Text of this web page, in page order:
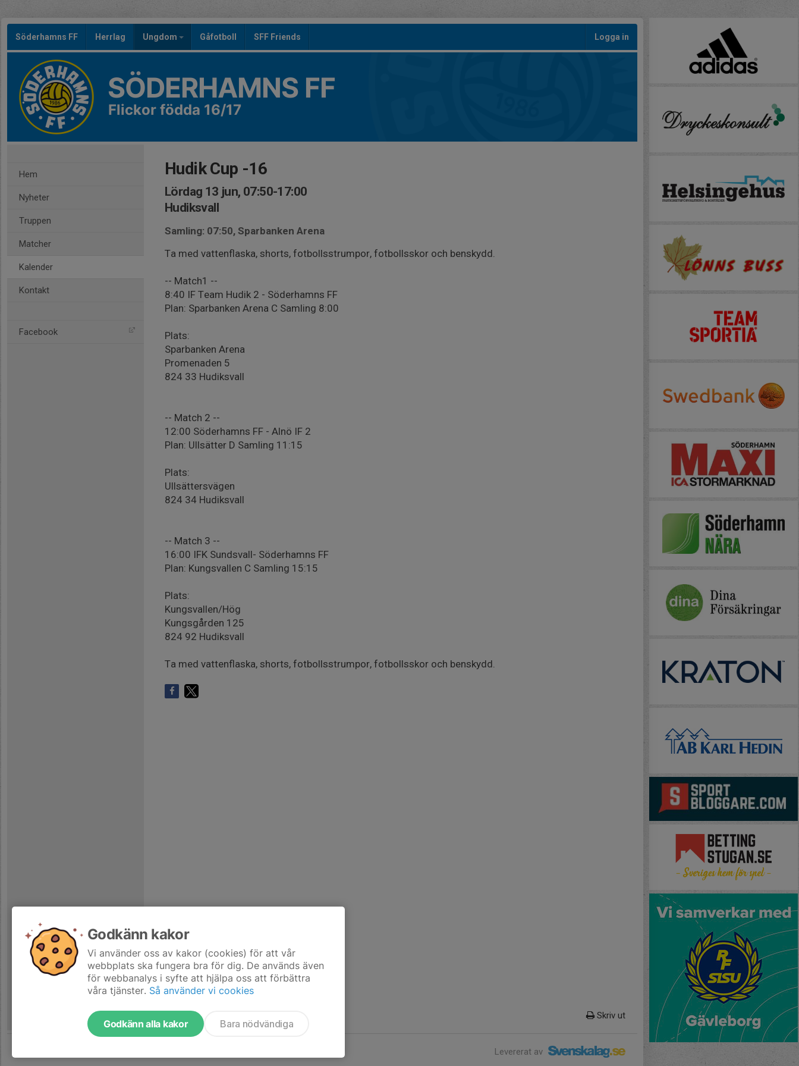
Söderhamns FF Herrlag Ungdom Gåfotboll SFF Friends Logga in
SÖDERHAMNS FF
Flickor födda 16/17
Hem
Nyheter
Truppen
Matcher
Kalender
Kontakt
Facebook
Hudik Cup -16
Lördag 13 jun, 07:50-17:00
Hudiksvall
Samling: 07:50, Sparbanken Arena
Ta med vattenflaska, shorts, fotbollsstrumpor, fotbollsskor och benskydd.
-- Match1 --
8:40 IF Team Hudik 2 - Söderhamns FF
Plan: Sparbanken Arena C Samling 8:00
Plats:
Sparbanken Arena
Promenaden 5
824 33 Hudiksvall
-- Match 2 --
12:00 Söderhamns FF - Alnö IF 2
Plan: Ullsätter D Samling 11:15
Plats:
Ullsättersvägen
824 34 Hudiksvall
-- Match 3 --
16:00 IFK Sundsvall- Söderhamns FF
Plan: Kungsvallen C Samling 15:15
Plats:
Kungsvallen/Hög
Kungsgården 125
824 92 Hudiksvall
Ta med vattenflaska, shorts, fotbollsstrumpor, fotbollsskor och benskydd.
Skriv ut
Levererat av
Godkänn kakor
Vi använder oss av kakor (cookies) för att vår
webbplats ska fungera bra för dig. De används även
för webbanalys i syfte att hjälpa oss att förbättra
våra tjänster. Så använder vi cookies
Godkänn alla kakor Bara nödvändiga